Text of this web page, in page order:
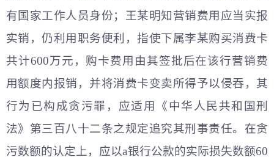
有国家工作人员身份；王某明知营销费用应当实报
实销，仍利用职务便利，指使下属李某购买消费卡
共计600万元，购卡费用由其签批后在该行营销费
用额度内报销，并将消费卡变卖所得予以侵吞，其
行为已构成贪污罪，应适用《中华人民共和 国刑
法》第三百八十二条之规定追究其刑事责任。在贪
污数额的认定上，应以a银行公款的实际损失数额60